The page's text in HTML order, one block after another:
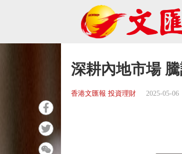
深耕內地市場
香港文匯報 投資理財 2025-05-06